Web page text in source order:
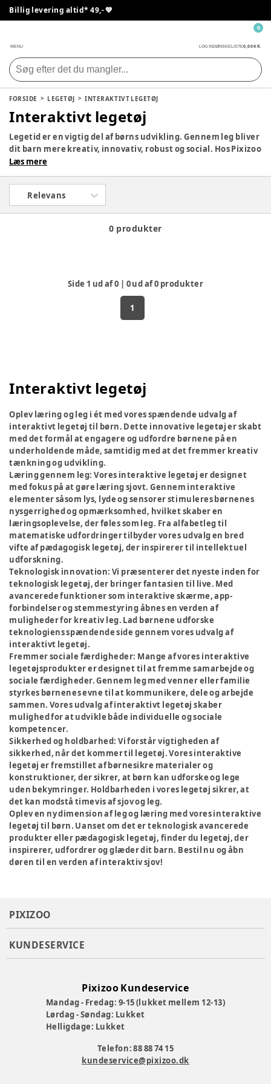
Billig levering altid* 49,- 💙
MENU LOG INDØNSKELISTE0,00 KR.
0
FORSIDE LEGETØJ INTERAKTIVT LEGETØJ
Interaktivt legetøj
Legetid er en vigtig del af børns udvikling. Gennem leg bliver
dit barn mere kreativ, innovativ, robust og social. Hos Pixizoo
har vi samlet det bedste legetøj til både babyer og børn.
barn her.
Læs mere
Relevans
0 produkter
Side 1 ud af0 | 0ud af0 produkter
1
Interaktivt legetøj
Oplev læring og leg i ét med vores spændende udvalg af
interaktivt legetøj til børn. Dette innovative legetøj er skabt
med det formål at engagere og udfordre børnene på en
underholdende måde, samtidig med at det fremmer kreativ
tænkning og udvikling.
Læring gennem leg: Vores interaktive legetøj er designet
med fokus på at gøre læring sjovt. Gennem interaktive
elementer såsom lys, lyde og sensorer stimuleres børnenes
nysgerrighed og opmærksomhed, hvilket skaber en
læringsoplevelse, der føles som leg. Fra alfabetleg til
matematiske udfordringer tilbyder vores udvalg en bred
vifte af pædagogisk legetøj, der inspirerer til intellektuel
udforskning.
Teknologisk innovation: Vi præsenterer det nyeste inden for
teknologisk legetøj, der bringer fantasien til live. Med
avancerede funktioner som interaktive skærme, app-
forbindelser og stemmestyring åbnes en verden af
muligheder for kreativ leg. Lad børnene udforske
teknologiens spændende side gennem vores udvalg af
interaktivt legetøj.
Fremmer sociale færdigheder: Mange af vores interaktive
legetøjsprodukter er designet til at fremme samarbejde og
sociale færdigheder. Gennem leg med venner eller familie
styrkes børnenes evne til at kommunikere, dele og arbejde
sammen. Vores udvalg af interaktivt legetøj skaber
mulighed for at udvikle både individuelle og sociale
kompetencer.
Sikkerhed og holdbarhed: Vi forstår vigtigheden af
sikkerhed, når det kommer til legetøj. Vores interaktive
legetøj er fremstillet af børnesikre materialer og
konstruktioner, der sikrer, at børn kan udforske og lege
uden bekymringer. Holdbarheden i vores legetøj sikrer, at
det kan modstå timevis af sjov og leg.
Oplev en ny dimension af leg og læring med vores interaktive
legetøj til børn. Uanset om det er teknologisk avancerede
produkter eller pædagogisk legetøj, finder du legetøj, der
inspirerer, udfordrer og glæder dit barn. Bestil nu og åbn
døren til en verden af interaktiv sjov!
PIXIZOO
KUNDESERVICE
Pixizoo Kundeservice
Mandag - Fredag: 9-15 (lukket mellem 12-13)
Lørdag - Søndag: Lukket
Helligdage: Lukket
Telefon: 88 88 74 15
kundeservice@pixizoo.dk